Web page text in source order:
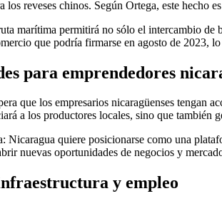
los reveses chinos. Según Ortega, este hecho
marítima permitirá no sólo el intercambio de
que podría firmarse en agosto de 2023,
para emprendedores
que los empresarios nicaragüenses tengan
a los productores locales, sino que también
Nicaragua quiere posicionarse como una
nuevas oportunidades de negocios y
y empleo